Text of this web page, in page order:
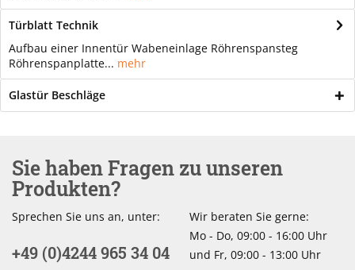
Türblatt Technik
Aufbau einer Innentür Wabeneinlage Röhrenspansteg
Röhrenspanplatte... mehr
Glastür Beschläge
Sie haben Fragen zu unseren
Produkten?
Sprechen Sie uns an, unter:
+49 (0)4244 965 34 04
Wir beraten Sie gerne:
Mo - Do, 09:00 - 16:00 Uhr
und Fr, 09:00 - 13:00 Uhr